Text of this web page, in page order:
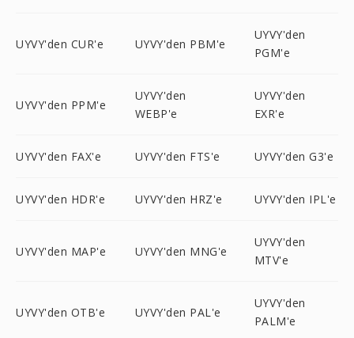
UYVY'den CUR'e UYVY'den PBM'e
UYVY'den
PGM'e
UYVY'den PPM'e
UYVY'den
WEBP'e
UYVY'den
EXR'e
UYVY'den FAX'e UYVY'den FTS'e UYVY'den G3'e
UYVY'den HDR'e UYVY'den HRZ'e UYVY'den IPL'e
UYVY'den MAP'e UYVY'den MNG'e
UYVY'den
MTV'e
UYVY'den OTB'e UYVY'den PAL'e
UYVY'den
PALM'e